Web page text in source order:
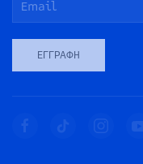
ΕΓΓΡΑΦΉ